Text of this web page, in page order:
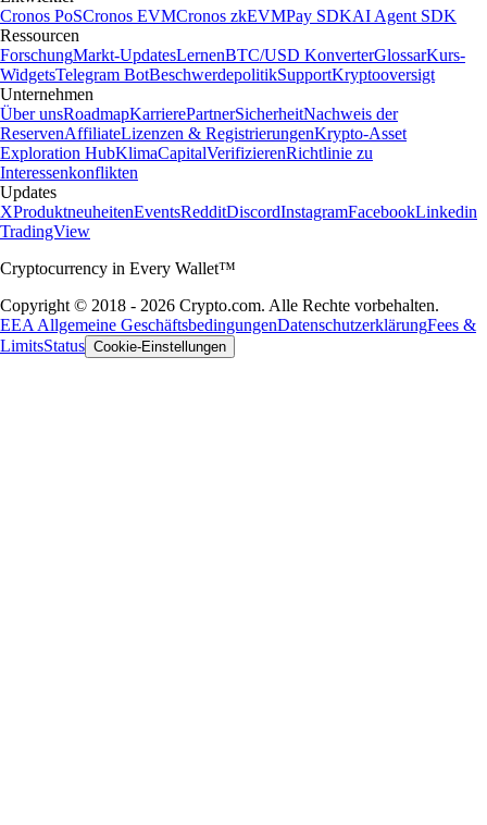
Cronos PoSCronos EVMCronos zkEVMPay SDKAI Agent SDK
Ressourcen
ForschungMarkt-UpdatesLernenBTC/USD KonverterGlossarKurs-
WidgetsTelegram BotBeschwerdepolitikSupportKryptooversigt
Unternehmen
Über unsRoadmapKarrierePartnerSicherheitNachweis der
ReservenAffiliateLizenzen & RegistrierungenKrypto-Asset
Exploration HubKlimaCapitalVerifizierenRichtlinie zu
Interessenkonflikten
Updates
XProduktneuheitenEventsRedditDiscordInstagramFacebookLinkedin
TradingView
Cryptocurrency in Every Wallet™
Copyright © 2018 - 2026 Crypto.com. Alle Rechte vorbehalten.
EEA Allgemeine GeschäftsbedingungenDatenschutzerklärungFees &
LimitsStatus Cookie-Einstellungen